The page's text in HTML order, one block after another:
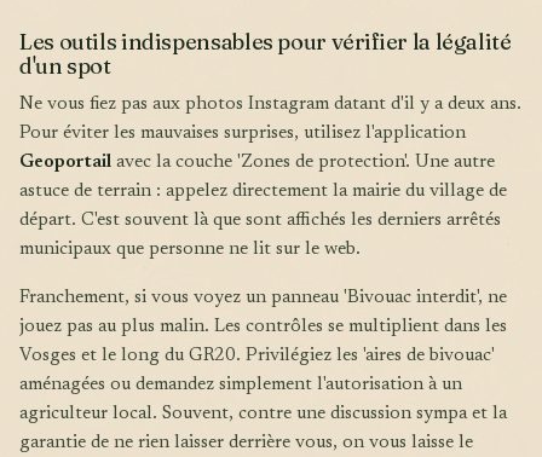
Les outils indispensables pour vérifier la légalité
d'un spot
Ne vous fiez pas aux photos Instagram datant d'il y a deux ans.
Pour éviter les mauvaises surprises, utilisez l'application
Geoportail avec la couche 'Zones de protection'. Une autre
astuce de terrain : appelez directement la mairie du village de
départ. C'est souvent là que sont affichés les derniers arrêtés
municipaux que personne ne lit sur le web.
Franchement, si vous voyez un panneau 'Bivouac interdit', ne
jouez pas au plus malin. Les contrôles se multiplient dans les
Vosges et le long du GR20. Privilégiez les 'aires de bivouac'
aménagées ou demandez simplement l'autorisation à un
agriculteur local. Souvent, contre une discussion sympa et la
garantie de ne rien laisser derrière vous, on vous laisse le